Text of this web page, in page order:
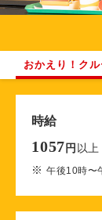
おかえり！クル
時給
1057 円 以上
※午後10時〜